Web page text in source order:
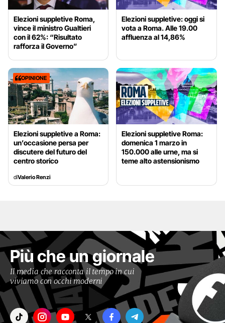
Elezioni suppletive Roma,
vince il ministro Gualtieri
con il 62%: “Risultato
rafforza il Governo”
Elezioni suppletive: oggi si
vota a Roma. Alle 19.00
affluenza al 14,86%
OPINIONE
Elezioni suppletive a Roma:
un’occasione persa per
discutere del futuro del
centro storico
diValerio Renzi
Elezioni suppletive Roma:
domenica 1 marzo in
150.000 alle urne, ma si
teme alto astensionismo
Più che un giornale
Il media che racconta il tempo in cui
viviamo con occhi moderni